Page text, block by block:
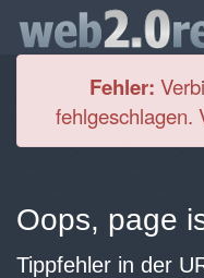
Fehler:
fehlgeschlagen.
Oops, page
Tippfehler in der